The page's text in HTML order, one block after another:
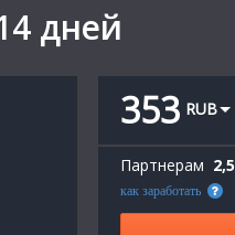
дней
353 RUB
Партнерам 2,5
как заработать